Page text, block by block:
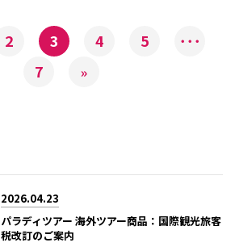
2 3 4 5
･･･
7
»
2026.04.23
パラディツアー 海外ツアー商品：国際観光旅客
税改訂のご案内